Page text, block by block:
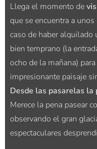
Llega el momento de
que se encuentra a
caso de haber alquilado
bien temprano (la
ocho de la mañana)
impresionante paisaje
Desde las pasarelas la
Merece la pena pasear
observando el gran
espectaculares